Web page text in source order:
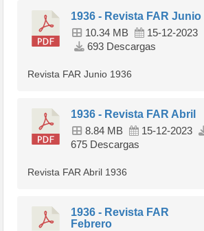
1936 - Revista FAR Junio
10.34 MB
15-12-2023
693 Descargas
Revista FAR Junio 1936
1936 - Revista FAR Abril
8.84 MB
15-12-2023
675 Descargas
Revista FAR Abril 1936
1936 - Revista FAR
Febrero